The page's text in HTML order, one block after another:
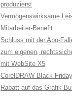
produzierst
Vermögenswirksame
Mitarbeiter-Benefit
Schluss mit der Abo-
zum eigenen,
mit WebSite X5
CorelDRAW Black
Rabatt auf das Grafik-